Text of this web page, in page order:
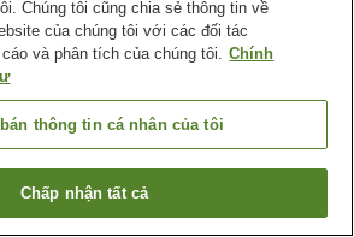
Xông hơi
Tỉnh Iwate
Thị trấn Ichinohe
Tìm phòng trống
Chúng tôi cũng chia sẻ thông tin về
của chúng tôi với các đối tác
và phân tích của chúng tôi. Chính
thông tin cá nhân của tôi
Chấp nhận tất cả